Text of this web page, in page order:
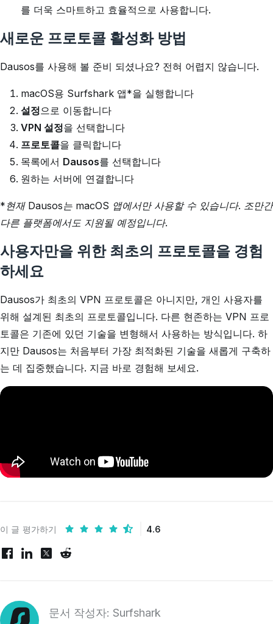
를 더욱 스마트하고 효율적으로 사용합니다.
새로운 프로토콜 활성화 방법
Dausos를 사용해 볼 준비 되셨나요? 전혀 어렵지 않습니다.
macOS용 Surfshark 앱*을 실행합니다
설정으로 이동합니다
VPN 설정을 선택합니다
프로토콜을 클릭합니다
목록에서 Dausos를 선택합니다
원하는 서버에 연결합니다
*현재 Dausos는 macOS 앱에서만 사용할 수 있습니다. 조만간
다른 플랫폼에서도 지원될 예정입니다.
사용자만을 위한 최초의 프로토콜을 경험
하세요
Dausos가 최초의 VPN 프로토콜은 아니지만, 개인 사용자를
위해 설계된 최초의 프로토콜입니다. 다른 현존하는 VPN 프로
토콜은 기존에 있던 기술을 변형해서 사용하는 방식입니다. 하
지만 Dausos는 처음부터 가장 최적화된 기술을 새롭게 구축하
는 데 집중했습니다. 지금 바로 경험해 보세요.
이 글 평가하기 4.6
문서 작성자: Surfshark